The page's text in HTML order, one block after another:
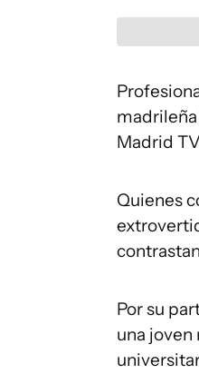
Madrid
Quienes
Por su
una joven